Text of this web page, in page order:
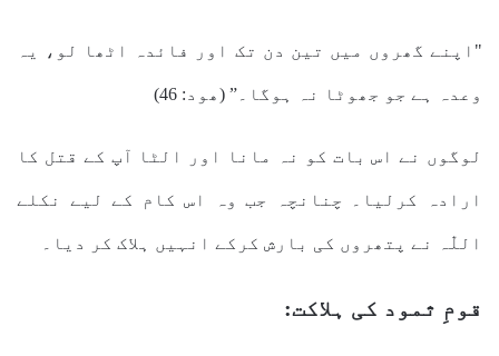
"اپنے گھروں میں تین دن تک اور فائدہ اٹھا لو، یہ
وعدہ ہے جو جھوٹا نہ ہوگا۔” (ھود: 46)
لوگوں نے اس بات کو نہ مانا اور الٹا آپ کے قتل کا
ارادہ کرلیا۔ چنانچہ جب وہ اس کام کے لیے نکلے
اللّٰہ نے پتھروں کی بارش کرکے انہیں ہلاک کر دیا۔
قومِ ثمود کی ہلاکت: